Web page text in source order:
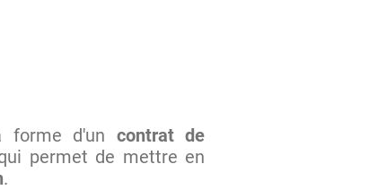
forme d'un contrat de
permet de mettre en
.